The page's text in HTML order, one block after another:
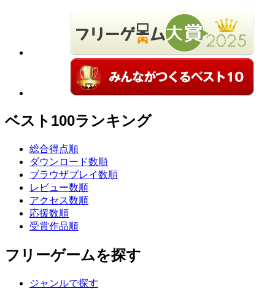
ベスト100ランキング
総合得点順
ダウンロード数順
ブラウザプレイ数順
レビュー数順
アクセス数順
応援数順
受賞作品順
フリーゲームを探す
ジャンルで探す